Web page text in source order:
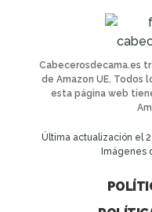
Cabecerosdecama.es
de Amazon UE. Todos
esta página web
Última actualización el
Imágenes